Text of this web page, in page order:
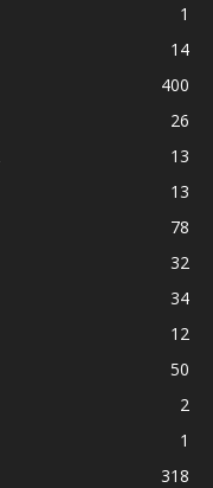
1
14
400
26
13
13
78
32
34
12
50
2
1
318